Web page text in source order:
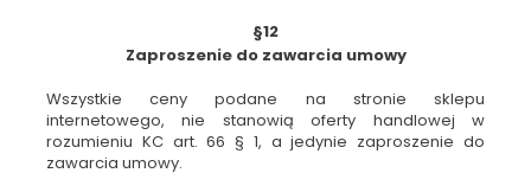
§12
Zaproszenie do zawarcia umowy
Wszystkie ceny podane na stronie sklepu
internetowego, nie stanowią oferty handlowej w
rozumieniu KC art. 66 § 1, a jedynie zaproszenie do
zawarcia umowy.